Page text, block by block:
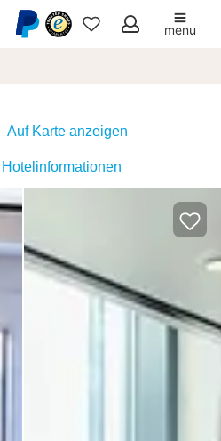
Meine
menu
Auf Karte anzeigen
Hotelinformationen